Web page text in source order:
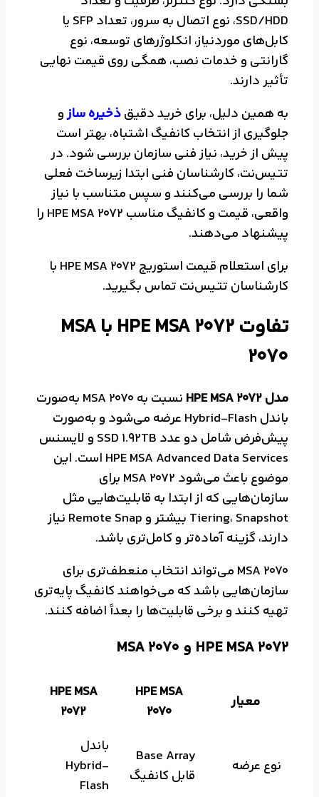
SSD/HDD، نوع اتصال به سرور، تعداد SFP یا
کابل‌های موردنیاز، انکلوژرهای توسعه، نوع
گارانتی و خدمات نصب، همگی روی قیمت نهایی
تأثیر دارند.
به همین دلیل، برای خرید دقیقذخیره سازو
جلوگیری از انتخاب کانفیگ اشتباه، بهتر است
پیش از خرید، نیاز فنی سازمان بررسی شود. در
تتیس‌نت، کارشناسان فنی ابتدا زیرساخت فعلی
شما را بررسی می‌کنند و سپس متناسب با نیاز
واقعی، قیمت و کانفیگ مناسب HPE MSA 2072 را
پیشنهاد می‌دهند.
برای استعلام قیمت استوریج HPE MSA 2072 با
کارشناسان تتیس‌نت تماس بگیرید.
تفاوت HPE MSA 2072 با MSA
2070
مدل HPE MSA 2072
نسبت به MSA 2070 به‌صورت
باندل Hybrid-Flash عرضه می‌شود و به‌صورت
پیش‌فرض شامل دو عدد SSD 1.92TB و لایسنس
HPE MSA Advanced Data Services است. این
موضوع باعث می‌شود MSA 2072 برای
سازمان‌هایی که از ابتدا به قابلیت‌هایی مثل
Tiering، Snapshot بیشتر و Remote Snap نیاز
دارند، گزینه آماده‌تر و کامل‌تری باشد.
MSA 2070 می‌تواند انتخاب منعطف‌تری برای
سازمان‌هایی باشد که می‌خواهند کانفیگ پایه‌تری
تهیه کنند و برخی قابلیت‌ها را بعداً اضافه کنند.
HPE MSA 2072 و MSA 2070
معیار
HPE MSA
2070
HPE MSA
2072
نوع عرضه
Base Array
قابل کانفیگ
باندل
Hybrid-
Flash